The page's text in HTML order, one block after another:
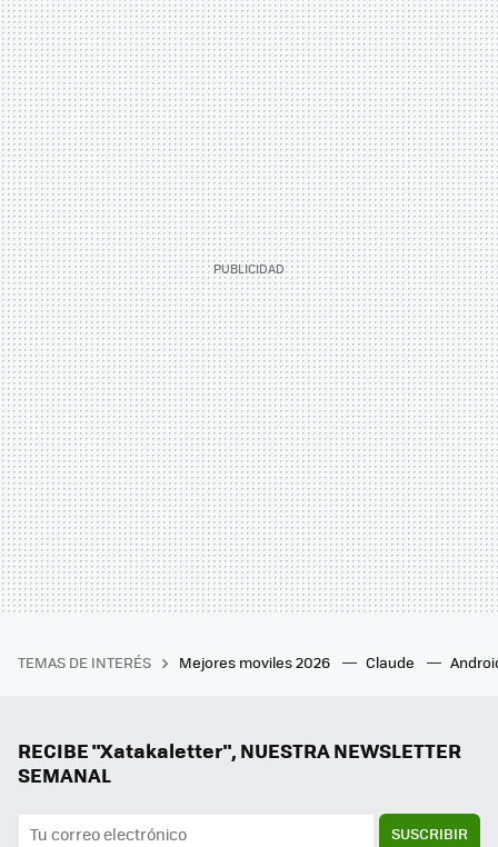
TEMAS DE INTERÉS Mejores moviles 2026 Claude
RECIBE "Xatakaletter", NUESTRA NEWSLETTER
SEMANAL
SUSCRIBIR